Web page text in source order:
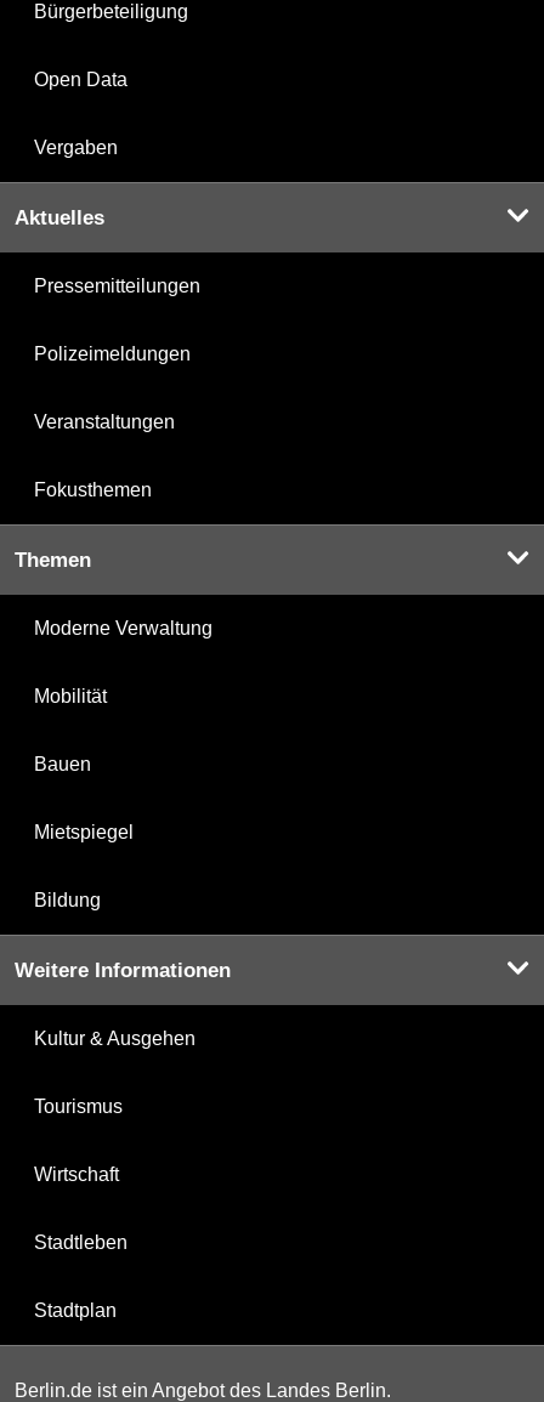
Bürgerbeteiligung
Open Data
Vergaben
Aktuelles
Pressemitteilungen
Polizeimeldungen
Veranstaltungen
Fokusthemen
Themen
Moderne Verwaltung
Mobilität
Bauen
Mietspiegel
Bildung
Weitere Informationen
Kultur & Ausgehen
Tourismus
Wirtschaft
Stadtleben
Stadtplan
Berlin.de ist ein Angebot des Landes Berlin.